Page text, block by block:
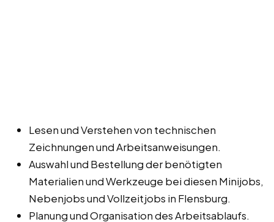
Lesen und Verstehen von technischen
Zeichnungen und Arbeitsanweisungen.
Auswahl und Bestellung der benötigten
Materialien und Werkzeuge bei diesen Minijobs,
Nebenjobs und Vollzeitjobs in Flensburg.
Planung und Organisation des Arbeitsablaufs.